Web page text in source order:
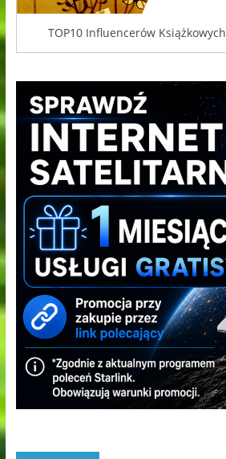
TOP10 Influencerów Książkowych